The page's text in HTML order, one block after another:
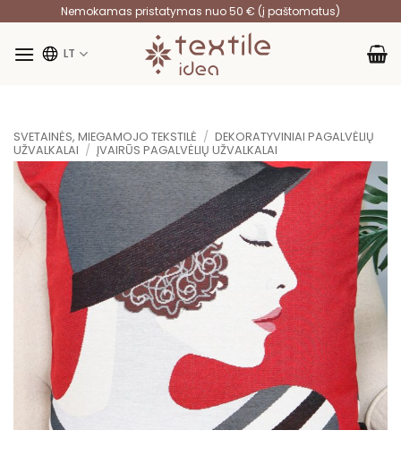
content
Nemokamas pristatymas nuo 50 € (į paštomatus)
LT
SVETAINĖS, MIEGAMOJO TEKSTILĖ / DEKORATYVINIAI PAGALVĖLIŲ
UŽVALKALAI / ĮVAIRŪS PAGALVĖLIŲ UŽVALKALAI